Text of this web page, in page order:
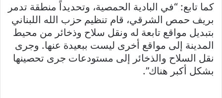
كما تابع: “في البادية الحمصية، وتحديداً منطقة تدمر
بريف حمص الشرقي، قام تنظيم حزب الله اللبناني
بتبديل مواقع تابعة له ونقل سلاح وذخائر من محيط
المدينة إلى مواقع أخرى ليست ببعيدة عنها. وجرى
نقل السلاح والذخائر إلى مستودعات جرى تحصينها
بشكل أكبر هناك”.